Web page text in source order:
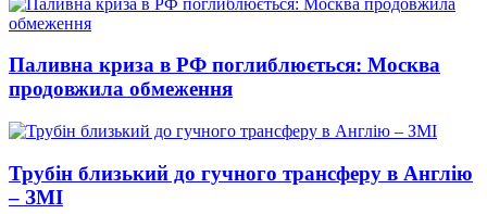
Паливна криза в РФ поглиблюється: Москва
продовжила обмеження
Трубін близький до гучного трансферу в Англію
– ЗМІ